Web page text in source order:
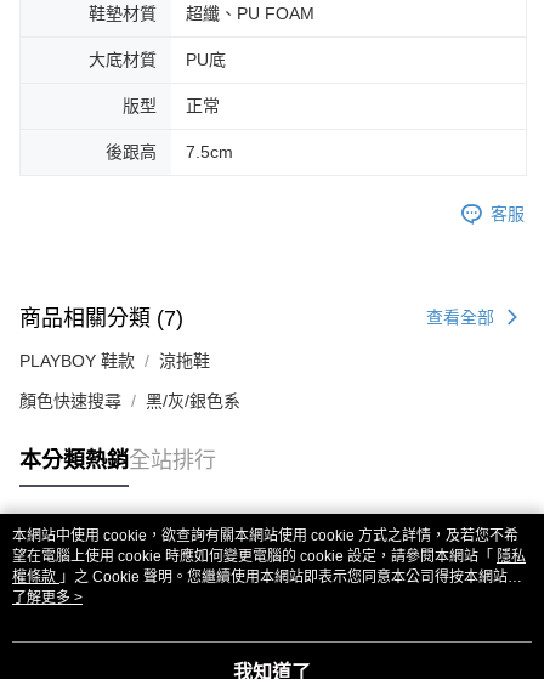
鞋墊材質 超纖、PU FOAM
大底材質 PU底
版型 正常
後跟高 7.5cm
客服
商品相關分類 (7) 查看全部
PLAYBOY 鞋款 涼拖鞋
顏色快速搜尋 黑/灰/銀色系
本分類熱銷全站排行
熱門標籤
本網站中使用 cookie，欲查詢有關本網站使用 cookie 方式之詳情，及若您不希
望在電腦上使用 cookie 時應如何變更電腦的 cookie 設定，請參閱本網站「 隱私
權條款 」之 Cookie 聲明。您繼續使用本網站即表示您同意本公司得按本網站使
用條款之 Cookie 聲明使用 cookie。
了解更多 >
我知道了